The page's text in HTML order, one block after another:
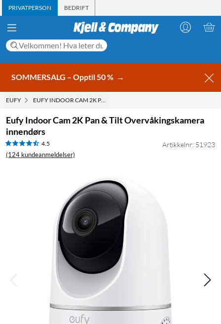
PRIVATPERSON BEDRIFT
SOMMERSALG – Opptil 50 % →
EUFY EUFY INDOOR CAM 2K PAN & TILT OVERVÅKINGSKAMERA
Eufy Indoor Cam 2K Pan & Tilt Overvåkingskamera
innendørs
4.5
(124 kundeanmeldelser)
Artikkelnr: 51923